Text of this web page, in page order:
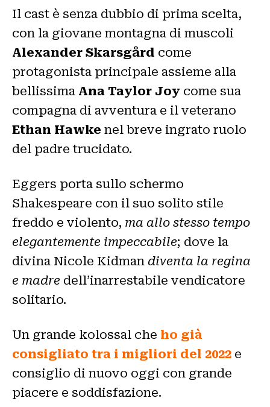
Il cast è senza dubbio di prima scelta,
con la giovane montagna di muscoli
Alexander Skarsgård come
protagonista principale assieme alla
bellissima Ana Taylor Joy come sua
compagna di avventura e il veterano
Ethan Hawke nel breve ingrato ruolo
del padre trucidato.
Eggers porta sullo schermo
Shakespeare con il suo solito stile
freddo e violento, ma allo stesso tempo
elegantemente impeccabile; dove la
divina Nicole Kidman diventa la regina
e madre dell’inarrestabile vendicatore
solitario.
Un grande kolossal che ho già
consigliato tra i migliori del 2022 e
consiglio di nuovo oggi con grande
piacere e soddisfazione.